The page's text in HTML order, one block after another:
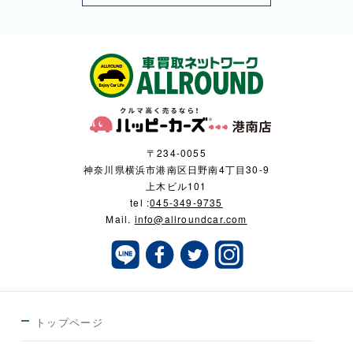
〒234-0055
神奈川県横浜市港南区日野南4丁目30-9
上木ビル101
tel :045-349-9735
Mail. info@allroundcar.com
トップページ